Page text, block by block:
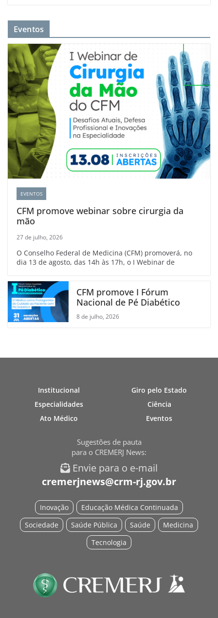
Eventos
EVENTOS
CFM promove webinar sobre cirurgia da
mão
27 de julho, 2026
O Conselho Federal de Medicina (CFM) promoverá, no
dia 13 de agosto, das 14h às 17h, o I Webinar de
CFM promove I Fórum
Nacional de Pé Diabético
8 de julho, 2026
Institucional
Especialidades
Ato Médico
Giro pelo Estado
Ciência
Eventos
Sugestões de pauta
para o CREMERJ News:
Envie para o e-mail
cremerjnews@crm-rj.gov.br
Educação Médica Continuada
Inovação
Medicina
Saúde
Saúde Pública
Sociedade
Tecnologia